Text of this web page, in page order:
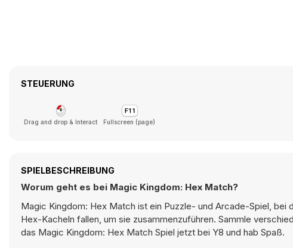
STEUERUNG
Drag and drop & Interact Fullscreen (page)
SPIELBESCHREIBUNG
Worum geht es bei Magic Kingdom: Hex Match?
Magic Kingdom: Hex Match ist ein Puzzle- und Arcade-Spiel, bei
Hex-Kacheln fallen, um sie zusammenzuführen. Sammle
das Magic Kingdom: Hex Match Spiel jetzt bei Y8 und hab Spaß.